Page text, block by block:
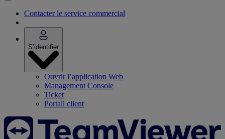
Contacter le service commercial
S’identifier
Ouvrir l’application Web
Management Console
Ticket
Portail client